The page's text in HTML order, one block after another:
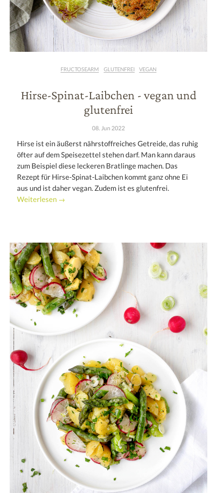
FRUCTOSEARM GLUTENFREI VEGAN
Hirse-Spinat-Laibchen - vegan und
glutenfrei
08. Jun 2022
Hirse ist ein äußerst nährstoffreiches Getreide, das ruhig
öfter auf dem Speisezettel stehen darf. Man kann daraus
zum Beispiel diese leckeren Bratlinge machen. Das
Rezept für Hirse-Spinat-Laibchen kommt ganz ohne Ei
aus und ist daher vegan. Zudem ist es glutenfrei.
Weiterlesen →